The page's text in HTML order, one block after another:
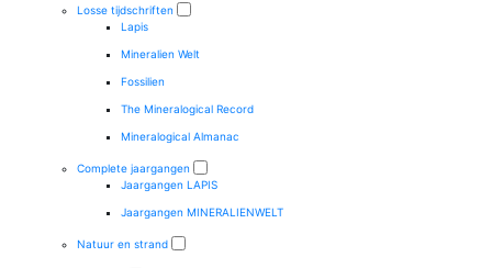
Losse tijdschriften
Lapis
Mineralien Welt
Fossilien
The Mineralogical Record
Mineralogical Almanac
Complete jaargangen
Jaargangen LAPIS
Jaargangen MINERALIENWELT
Natuur en strand